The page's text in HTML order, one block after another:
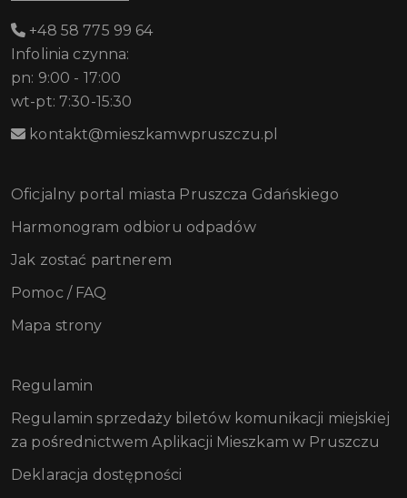
+48 58 775 99 64
Infolinia czynna:
pn: 9:00 - 17:00
wt-pt: 7:30-15:30
kontakt@mieszkamwpruszczu.pl
Oficjalny portal miasta Pruszcza Gdańskiego
Harmonogram odbioru odpadów
Jak zostać partnerem
Pomoc / FAQ
Mapa strony
Regulamin
Regulamin sprzedaży biletów komunikacji miejskiej
za pośrednictwem Aplikacji Mieszkam w Pruszczu
Deklaracja dostępności